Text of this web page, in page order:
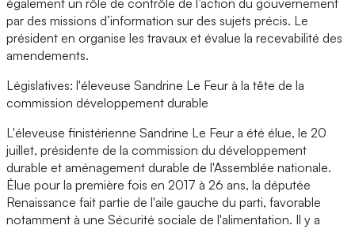
également un rôle de contrôle de l’action du gouvernement
par des missions d’information sur des sujets précis. Le
président en organise les travaux et évalue la recevabilité des
amendements.
Législatives: l'éleveuse Sandrine Le Feur à la tête de la
commission développement durable
L'éleveuse finistérienne Sandrine Le Feur a été élue, le 20
juillet, présidente de la commission du développement
durable et aménagement durable de l'Assemblée nationale.
Élue pour la première fois en 2017 à 26 ans, la députée
Renaissance fait partie de l'aile gauche du parti, favorable
notamment à une Sécurité sociale de l'alimentation. Il y a